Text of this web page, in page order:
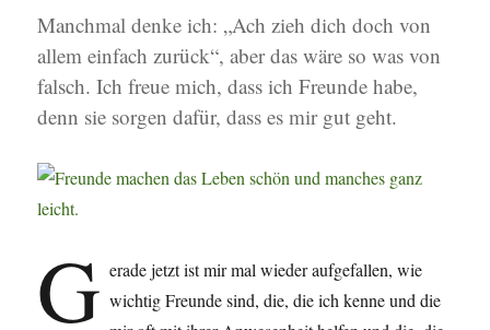
Manchmal denke ich: „Ach zieh dich doch von
allem einfach zurück“, aber das wäre so was von
falsch. Ich freue mich, dass ich Freunde habe,
denn sie sorgen dafür, dass es mir gut geht.
G erade jetzt ist mir mal wieder aufgefallen, wie
wichtig Freunde sind, die, die ich kenne und die